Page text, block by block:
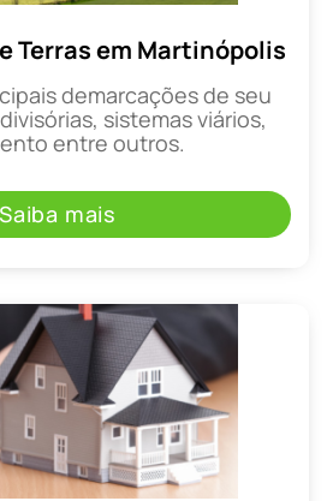
Terras em Martinópolis
demarcações de seu
sistemas viários,
entre outros.
Saiba mais